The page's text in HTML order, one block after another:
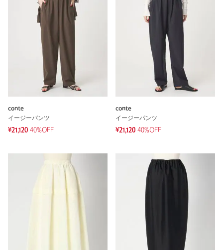
conte
イージーパンツ
¥21,120 40%OFF
conte
イージーパンツ
¥21,120 40%OFF